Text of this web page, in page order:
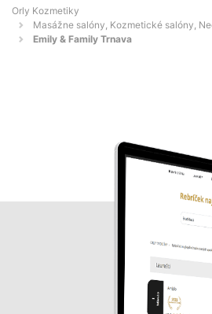
Orly Kozmetiky
Masážne salóny, Kozmetické salóny,
Emily & Family Trnava